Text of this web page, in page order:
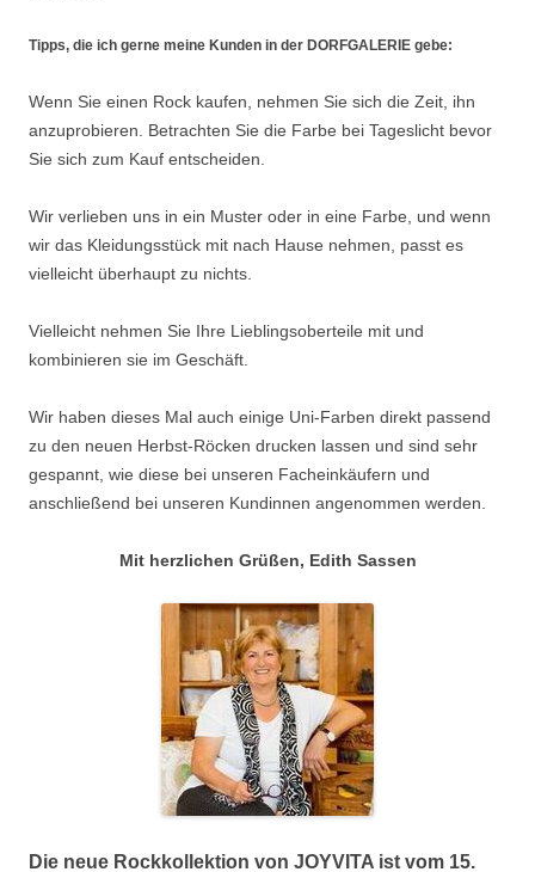
Tipps, die ich gerne meine Kunden in der DORFGALERIE gebe:
Wenn Sie einen Rock kaufen, nehmen Sie sich die Zeit, ihn
anzuprobieren. Betrachten Sie die Farbe bei Tageslicht bevor
Sie sich zum Kauf entscheiden.
Wir verlieben uns in ein Muster oder in eine Farbe, und wenn
wir das Kleidungsstück mit nach Hause nehmen, passt es
vielleicht überhaupt zu nichts.
Vielleicht nehmen Sie Ihre Lieblingsoberteile mit und
kombinieren sie im Geschäft.
Wir haben dieses Mal auch einige Uni-Farben direkt passend
zu den neuen Herbst-Röcken drucken lassen und sind sehr
gespannt, wie diese bei unseren Facheinkäufern und
anschließend bei unseren Kundinnen angenommen werden.
Mit herzlichen Grüßen, Edith Sassen
Die neue Rockkollektion von JOYVITA ist vom 15.